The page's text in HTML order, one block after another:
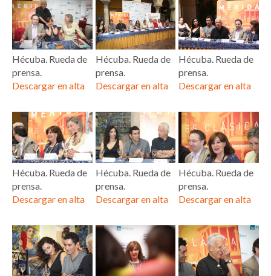
Hécuba. Rueda de
prensa.
Descargar en alta
Hécuba. Rueda de
prensa.
Descargar en alta
Hécuba. Rueda de
prensa.
Descargar en alta
Hécuba. Rueda de
prensa.
Descargar en alta
Hécuba. Rueda de
prensa.
Descargar en alta
Hécuba. Rueda de
prensa.
Descargar en alta